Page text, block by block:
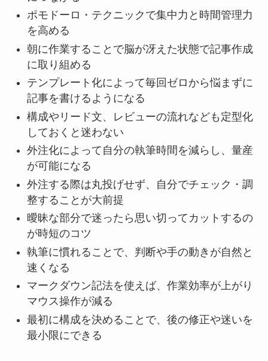
ポモドーロ・テクニックで集中力と時間管理力
を高める
朝に作業することで脳が冴えた状態で記事作成
に取り組める
テンプレート化によって毎回ゼロから悩まずに
記事を書けるようになる
構成やリード文、レビューの流れなども定型化
しておくと迷わない
外注化によって自分の執筆時間を減らし、量産
が可能になる
外注する際は丸投げせず、自分でチェック・調
整することが大前提
曖昧な部分で迷ったら思い切ってカットするの
が時短のコツ
執筆に慣れることで、判断や手の動きが自然と
速くなる
マークダウン記法を使えば、作業効率が上がり
マウス操作が減る
最初に構成を決めることで、後の修正や迷いを
最小限にできる